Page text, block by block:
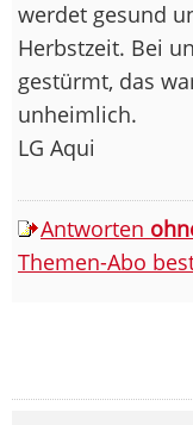
werdet gesund
Herbstzeit. Bei
gestürmt, das
unheimlich.
LG Aqui
Antworten
Themen-Abo